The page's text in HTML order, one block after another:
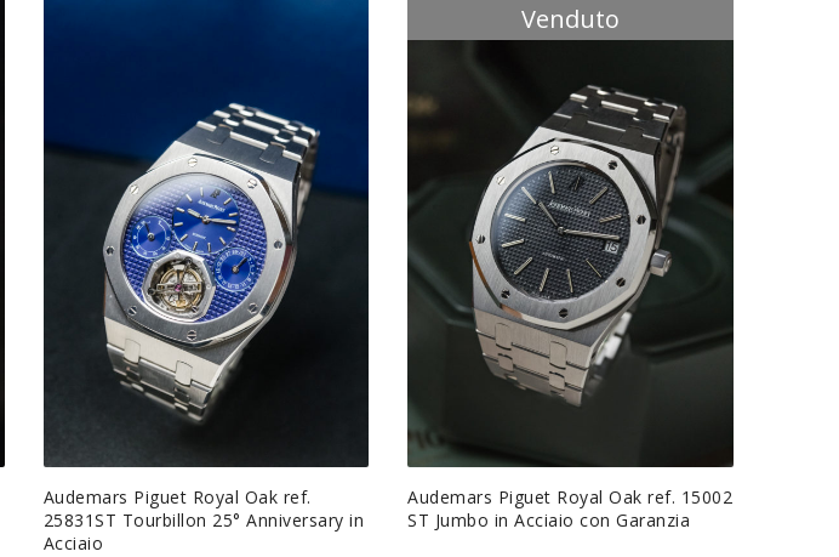
Audemars Piguet Royal Oak ref.
25831ST Tourbillon 25° Anniversary in
Acciaio
Venduto
Audemars Piguet Royal Oak ref. 15002
ST Jumbo in Acciaio con Garanzia